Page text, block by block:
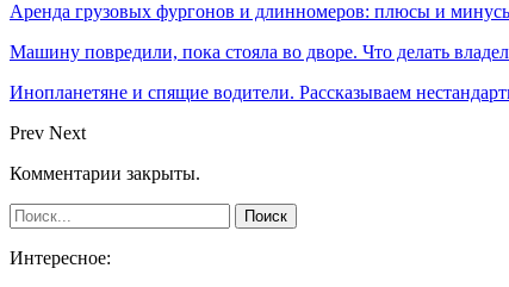
Аренда грузовых фургонов и длинномеров: плюсы и
Машину повредили, пока стояла во дворе. Что делать
Инопланетяне и спящие водители. Рассказываем
Prev Next
Комментарии закрыты.
Интересное: